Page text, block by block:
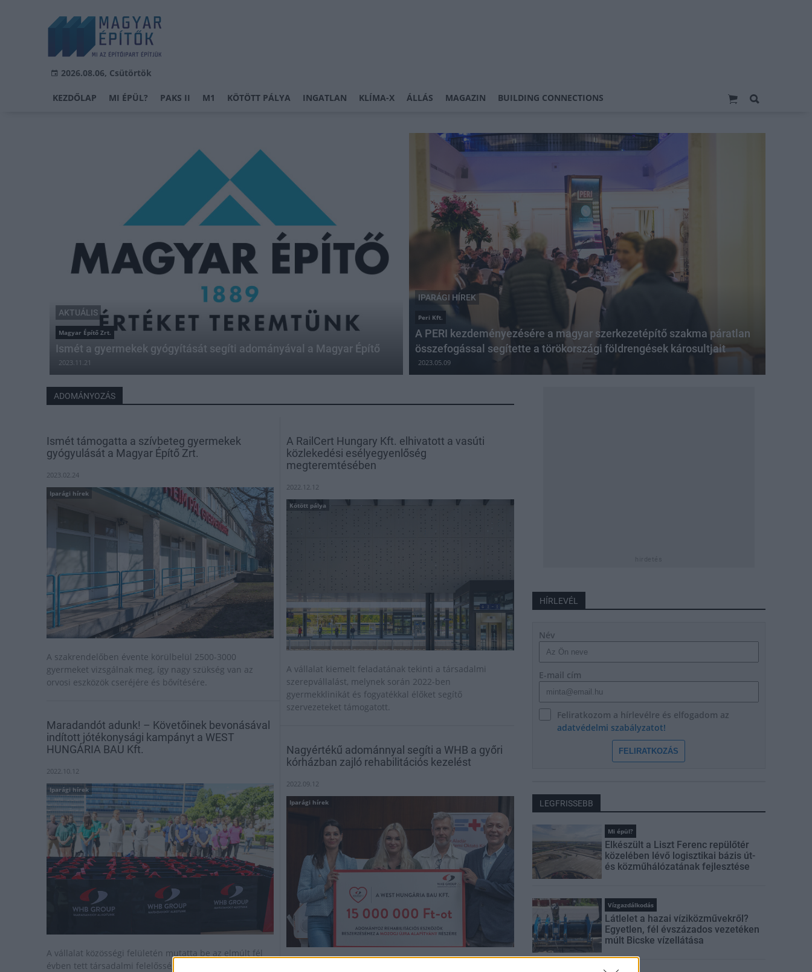
2026.08.06, Csütörtök
KEZDŐLAP MI ÉPÜL? PAKS II M1 KÖTÖTT PÁLYA INGATLAN KLÍMA-X ÁLLÁS MAGAZIN BUILDING CONNECTIONS
AKTUÁLIS
Magyar Építő Zrt.
Ismét a gyermekek gyógyítását segíti adományával a Magyar Építő
2023.11.21
IPARÁGI HÍREK
Peri Kft.
A PERI kezdeményezésére a magyar szerkezetépítő szakma páratlan
összefogással segítette a törökországi földrengések károsultjait
2023.05.09
ADOMÁNYOZÁS
Ismét támogatta a szívbeteg gyermekek
gyógyulását a Magyar Építő Zrt.
2023.02.24
Iparági hírek
A szakrendelőben évente körülbelül 2500-3000
gyermeket vizsgálnak meg, így nagy szükség van az
orvosi eszközök cseréjére és bővítésére.
Maradandót adunk! – Követőinek bevonásával
indított jótékonysági kampányt a WEST
HUNGÁRIA BAU Kft.
2022.10.12
Iparági hírek
A vállalat közösségi felületén mutatta be az elmúlt fél
évben tett társadalmi felelősségvállalásait, és egy
A RailCert Hungary Kft. elhivatott a vasúti
közlekedési esélyegyenlőség
megteremtésében
2022.12.12
Kötött pálya
A vállalat kiemelt feladatának tekinti a társadalmi
szerepvállalást, melynek során 2022-ben
gyermekklinikát és fogyatékkal élőket segítő
szervezeteket támogatott.
Nagyértékű adománnyal segíti a WHB a győri
kórházban zajló rehabilitációs kezelést
2022.09.12
Iparági hírek
HÍRLEVÉL
Név
E-mail cím
Feliratkozom a hírlevélre és elfogadom az
adatvédelmi szabályzatot!
FELIRATKOZÁS
LEGFRISSEBB
Mi épül?
Elkészült a Liszt Ferenc repülőtér
közelében lévő logisztikai bázis út-
és közműhálózatának fejlesztése
Vízgazdálkodás
Látlelet a hazai víziközművekről?
Egyetlen, fél évszázados vezetéken
múlt Bicske vízellátása